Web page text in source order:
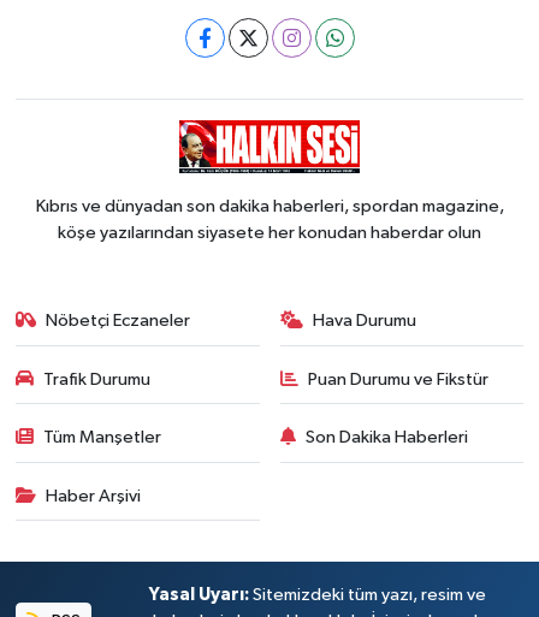
Kıbrıs ve dünyadan son dakika haberleri, spordan magazine,
köşe yazılarından siyasete her konudan haberdar olun
Nöbetçi Eczaneler Hava Durumu
Trafik Durumu Puan Durumu ve Fikstür
Tüm Manşetler Son Dakika Haberleri
Haber Arşivi
Yasal Uyarı: Sitemizdeki tüm yazı, resim ve